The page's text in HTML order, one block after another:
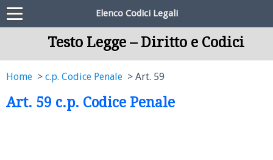
Elenco Codici Legali
Testo Legge – Diritto e Codici
Home c.p. Codice Penale Art. 59
Art. 59 c.p. Codice Penale